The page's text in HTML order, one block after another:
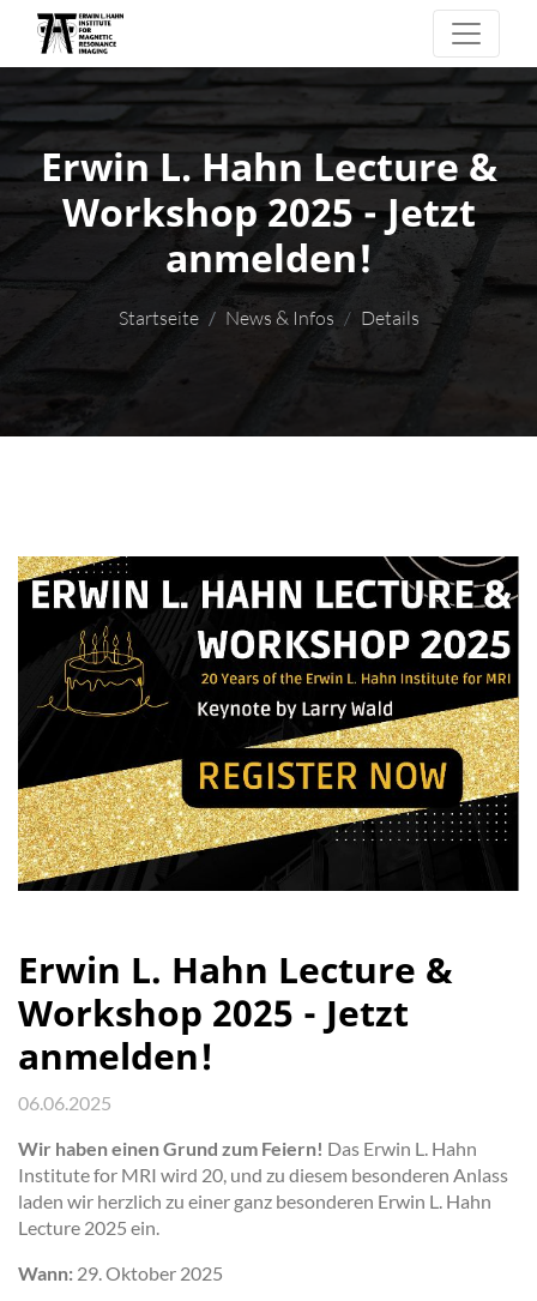
Erwin L. Hahn Lecture &
Workshop 2025 - Jetzt
anmelden!
Startseite News & Infos Details
Erwin L. Hahn Lecture &
Workshop 2025 - Jetzt
anmelden!
06.06.2025
Wir haben einen Grund zum Feiern! Das Erwin L. Hahn
Institute for MRI wird 20, und zu diesem besonderen Anlass
laden wir herzlich zu einer ganz besonderen Erwin L. Hahn
Lecture 2025 ein.
Wann: 29. Oktober 2025